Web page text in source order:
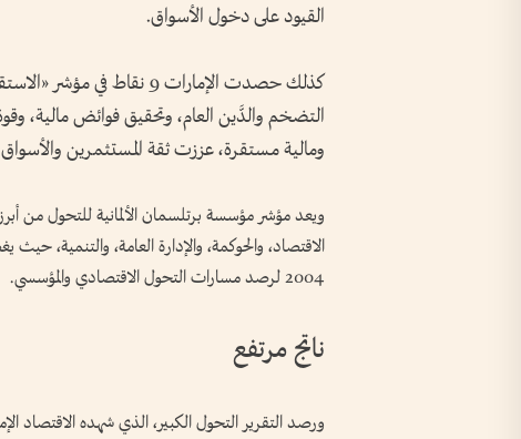
القيود على دخول الأسواق.
كذلك حصدت الإمارات 9
التضخم والدَّين العام، وتحقيق فوائض مالية،
ومالية مستقرة، عززت ثقة المستثمرين والأسواق
ويعد مؤشر مؤسسة برتلسمان الألمانية للتحول من
2004 لرصد مسارات التحول الاقتصادي والمؤسسي.
ناتج مرتفع
ورصد التقرير التحول الكبير، الذي شهده الاقتصاد